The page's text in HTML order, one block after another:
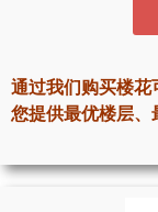
密西沙加社区
通过我们购买楼花
您提供最优楼层、